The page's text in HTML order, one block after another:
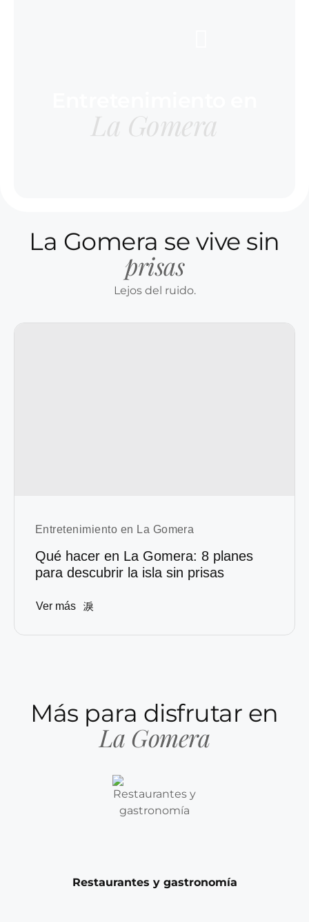
La Gomera
La Gomera se vive sin
prisas
Lejos del ruido.
Entretenimiento en La Gomera
Qué hacer en La Gomera: 8 planes
para descubrir la isla sin prisas
Ver más
Más para disfrutar en
La Gomera
Restaurantes y gastronomía